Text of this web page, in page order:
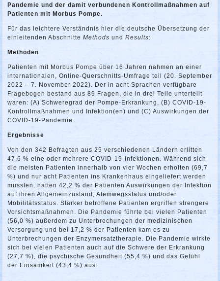
Pandemie und der damit verbundenen Kontrollmaßnahmen auf
Patienten mit Morbus Pompe.
Für das leichtere Verständnis hier die deutsche Übersetzung der
einleitenden AbschnitteMethods undResults:
Methoden
Patienten mit Morbus Pompe über 16 Jahren nahmen an einer
internationalen, Online-Querschnitts-Umfrage teil (20. September
2022 – 7. November 2022). Der in acht Sprachen verfügbare
Fragebogen bestand aus 89 Fragen, die in drei Teile unterteilt
waren: (A) Schweregrad der Pompe-Erkrankung, (B) COVID-19-
Kontrollmaßnahmen und Infektion(en) und (C) Auswirkungen der
COVID-19-Pandemie.
Ergebnisse
Von den 342 Befragten aus 25 verschiedenen Ländern erlitten
47,6 % eine oder mehrere COVID-19-Infektionen. Während sich
die meisten Patienten innerhalb von vier Wochen erholten (69,7
%) und nur acht Patienten ins Krankenhaus eingeliefert werden
mussten, hatten 42,2 % der Patienten Auswirkungen der Infektion
auf ihren Allgemeinzustand, Atemwegsstatus und/oder
Mobilitätsstatus. Stärker betroffene Patienten ergriffen strengere
Vorsichtsmaßnahmen. Die Pandemie führte bei vielen Patienten
(56,0 %) außerdem zu Unterbrechungen der medizinischen
Versorgung und bei 17,2 % der Patienten kam es zu
Unterbrechungen der Enzymersatztherapie. Die Pandemie wirkte
sich bei vielen Patienten auch auf die Schwere der Erkrankung
(27,7 %), die psychische Gesundheit (55,4 %) und das Gefühl
der Einsamkeit (43,4 %) aus.